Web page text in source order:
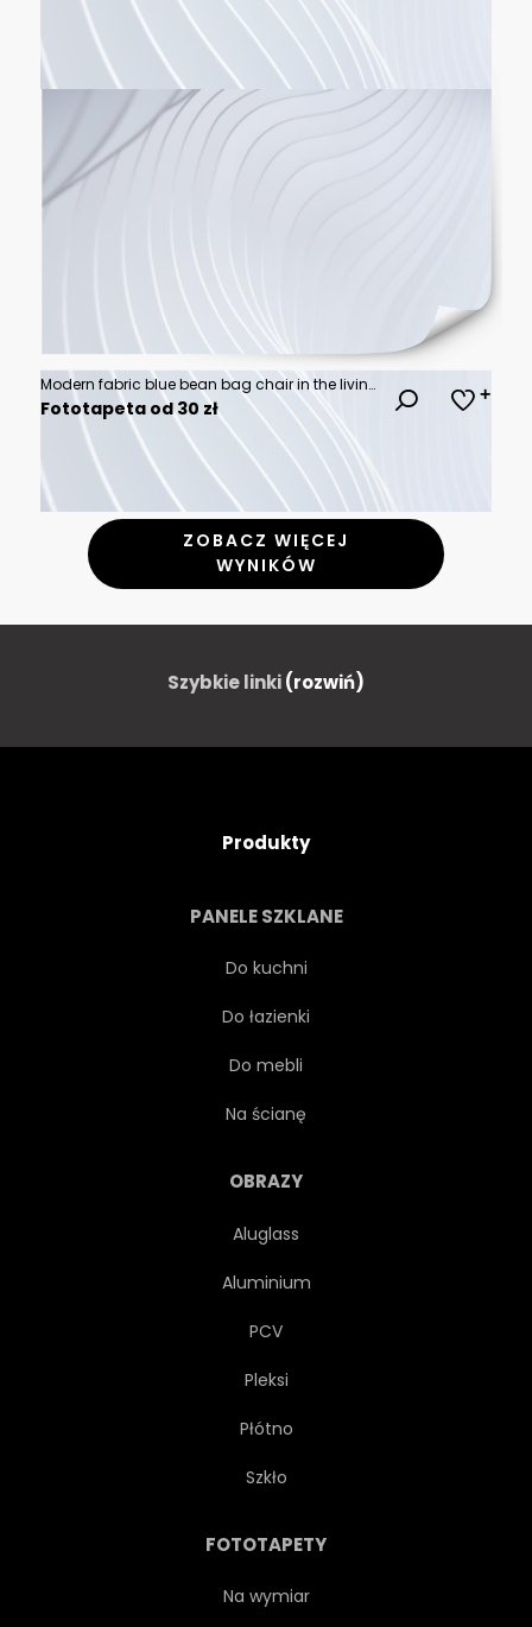
Modern fabric blue bean bag chair in the living room
Fototapeta od 30 zł
ZOBACZ WIĘCEJ
WYNIKÓW
Szybkie linki(rozwiń)
Produkty
PANELE SZKLANE
Do kuchni
Do łazienki
Do mebli
Na ścianę
OBRAZY
Aluglass
Aluminium
PCV
Pleksi
Płótno
Szkło
FOTOTAPETY
Na wymiar